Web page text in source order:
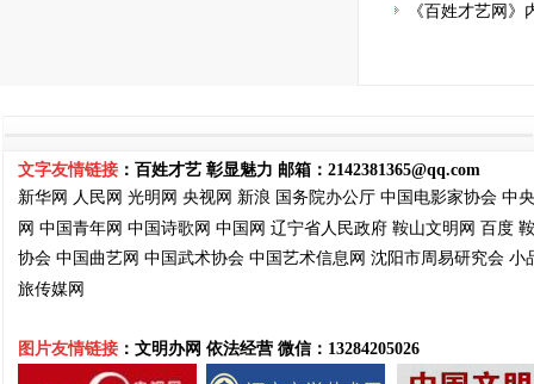
《百姓才艺网》
文字友情链接 ：百姓才艺 彰显魅力 邮箱： 2142381365@qq.com
新华网 人民网 光明网 央视网 新浪 国务院办公厅 中国电影家协会 中
网 中国青年网 中国诗歌网 中国网 辽宁省人民政府 鞍山文明网 百度
协会 中国曲艺网 中国武术协会 中国艺术信息网 沈阳市周易研究会 小
旅传媒网
图片友情链接 ：文明办网 依法经营 微信：13284205026